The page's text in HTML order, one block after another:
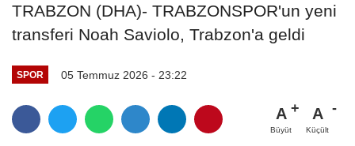
TRABZON (DHA)- TRABZONSPOR'un yeni
transferi Noah Saviolo, Trabzon'a geldi
SPOR 05 Temmuz 2026 - 23:22
A
Büyüt
A
Küçült